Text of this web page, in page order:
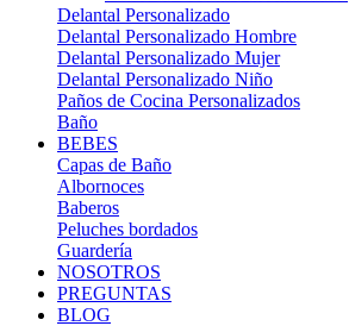
Delantal Personalizado
Delantal Personalizado Hombre
Delantal Personalizado Mujer
Delantal Personalizado Niño
Paños de Cocina Personalizados
Baño
BEBES
Capas de Baño
Albornoces
Baberos
Peluches bordados
Guardería
NOSOTROS
PREGUNTAS
BLOG